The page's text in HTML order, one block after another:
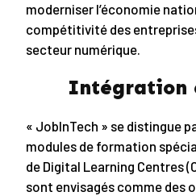
moderniser l’économie
compétitivité des
secteur numérique.
Intégration
« JobInTech » se distingue
modules de formation
de Digital Learning Centres
sont envisagés comme des